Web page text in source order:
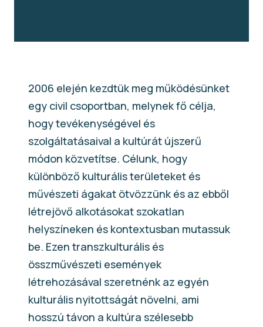
2006 elején kezdtük meg működésünket
egy civil csoportban, melynek fő célja,
hogy tevékenységével és
szolgáltatásaival a kultúrát újszerű
módon közvetítse. Célunk, hogy
különböző kulturális területeket és
művészeti ágakat ötvözzünk és az ebből
létrejövő alkotásokat szokatlan
helyszíneken és kontextusban mutassuk
be. Ezen transzkulturális és
összművészeti események
létrehozásával szeretnénk az egyén
kulturális nyitottságát növelni, ami
hosszú távon a kultúra szélesebb